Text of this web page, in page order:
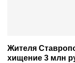
Жителя
хищение 3 млн